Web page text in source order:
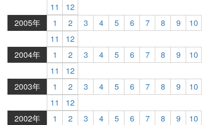
11
12
2005年
1 2 3 4 5 6 7 8 9
10
11
12
2004年
1 2 3 4 5 6 7 8 9
10
11
12
2003年
1 2 3 4 5 6 7 8 9
10
11
12
2002年
1 2 3 4 5 6 7 8 9
10